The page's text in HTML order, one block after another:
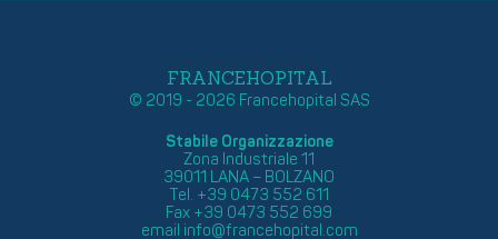
FRANCEHOPITAL
© 2019 - 2026 Francehopital SAS
Stabile Organizzazione
Zona Industriale 11
39011 LANA – BOLZANO
Tel. +39 0473 552 611
Fax +39 0473 552 699
email info@francehopital.com